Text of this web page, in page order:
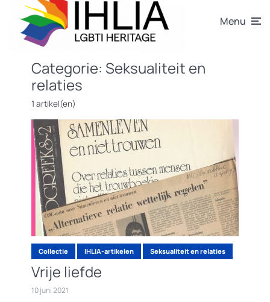
Menu
Categorie: Seksualiteit en
relaties
1 artikel(en)
Collectie IHLIA-artikelen Seksualiteit en relaties
Vrije liefde
10 juni 2021